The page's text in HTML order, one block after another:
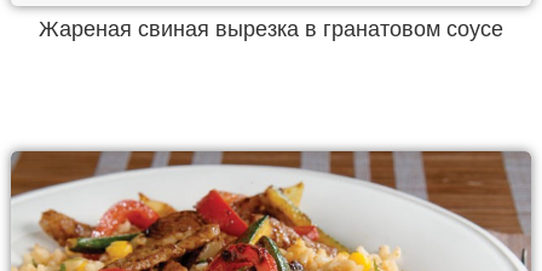
Жареная свиная вырезка в гранатовом соусе